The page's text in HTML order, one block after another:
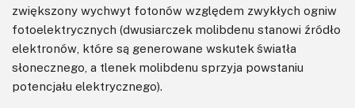
zwiększony wychwyt fotonów względem zwykłych ogniw
fotoelektrycznych (dwusiarczek molibdenu stanowi źródło
elektronów, które są generowane wskutek światła
słonecznego, a tlenek molibdenu sprzyja powstaniu
potencjału elektrycznego).